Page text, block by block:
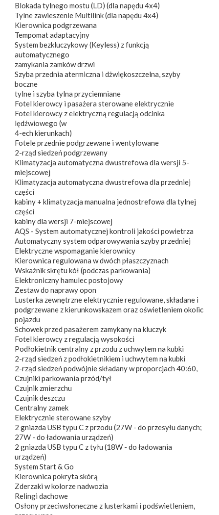
Blokada tylnego mostu (LD) (dla napędu 4x4)
Tylne zawieszenie Multilink (dla napędu 4x4)
Kierownica podgrzewana
Tempomat adaptacyjny
System bezkluczykowy (Keyless) z funkcją
automatycznego
zamykania zamków drzwi
Szyba przednia atermiczna i dżwiękoszczelna, szyby
boczne
tylne i szyba tylna przyciemniane
Fotel kierowcy i pasażera sterowane elektrycznie
Fotel kierowcy z elektryczną regulacją odcinka
lędźwiowego (w
4-ech kierunkach)
Fotele przednie podgrzewane i wentylowane
2-rząd siedzeń podgrzewany
Klimatyzacja automatyczna dwustrefowa dla wersji 5-
miejscowej
Klimatyzacja automatyczna dwustrefowa dla przedniej
części
kabiny + klimatyzacja manualna jednostrefowa dla tylnej
części
kabiny dla wersji 7-miejscowej
AQS - System automatycznej kontroli jakości powietrza
Automatyczny system odparowywania szyby przedniej
Elektryczne wspomaganie kierownicy
Kierownica regulowana w dwóch płaszczyznach
Wskaźnik skrętu kół (podczas parkowania)
Elektroniczny hamulec postojowy
Zestaw do naprawy opon
Lusterka zewnętrzne elektrycznie regulowane, składane i
podgrzewane z kierunkowskazem oraz oświetleniem okolic
pojazdu
Schowek przed pasażerem zamykany na kluczyk
Fotel kierowcy z regulacją wysokości
Podłokietnik centralny z przodu z uchwytem na kubki
2-rząd siedzeń z podłokietnikiem i uchwytem na kubki
2-rząd siedzeń podwójnie składany w proporcjach 40:60,
Czujniki parkowania przód/tył
Czujnik zmierzchu
Czujnik deszczu
Centralny zamek
Elektrycznie sterowane szyby
2 gniazda USB typu C z przodu (27W - do przesyłu danych;
27W - do ładowania urządzeń)
2 gniazda USB typu C z tyłu (18W - do ładowania
urządzeń)
System Start & Go
Kierownica pokryta skórą
Zderzaki w kolorze nadwozia
Relingi dachowe
Osłony przeciwsłoneczne z lusterkami i podświetleniem,